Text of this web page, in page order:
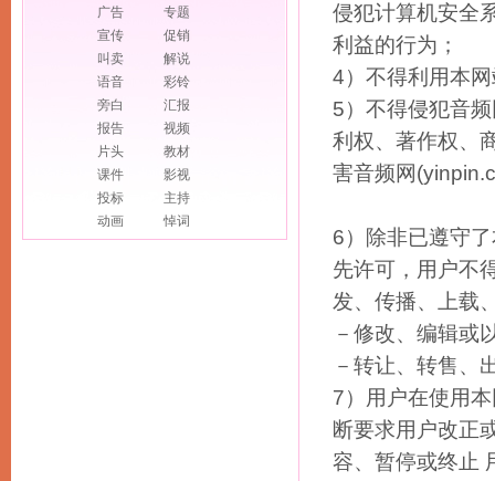
广告
专题
宣传
促销
叫卖
解说
语音
彩铃
旁白
汇报
报告
视频
片头
教材
课件
影视
投标
主持
动画
悼词
Flash
多媒体
侵犯计算机安全
利益的行为；
4）不得利用本
5）不得侵犯音
利权、著作权、
害音频网
6）除非已遵守
先许可，用户不
发、传播、上载
－修改、编辑或
－转让、转售、
7）用户在使用
断要求用户改正
容、暂停或终止